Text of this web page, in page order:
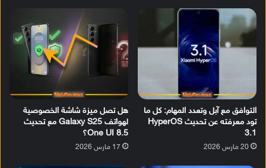
التوافق مع آبل وتعدد المهام: كل ما
تود معرفته عن تحديث HyperOS
3.1
20 مارس 2026
هل تصل ميزة شاشة الخصوصية
لهواتف Galaxy S25 مع تحديث
One UI 8.5؟
17 مارس 2026